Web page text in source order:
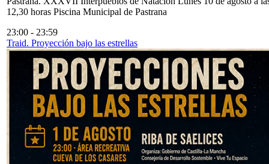
12,30 horas Piscina Municipal de Pastrana
23:00 - 23:59
Traid. Proyección bajo las estrellas